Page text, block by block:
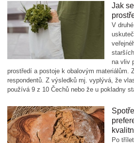
Jak
V
na vliv
prostředí a postoje k obalovým materiálům.
respondentů. Z výsledků mj. vyplývá, že
používá 9 z 10 Čechů nebo že u pokladny
Po